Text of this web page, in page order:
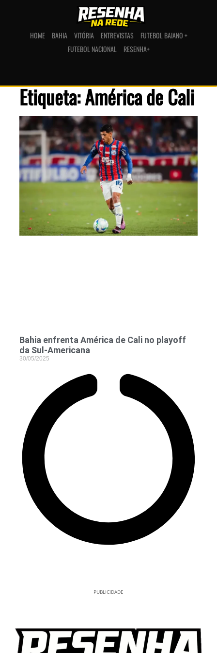
HOME BAHIA VITÓRIA ENTREVISTAS
FUTEBOL BAIANO +
FUTEBOL NACIONAL
RESENHA+
Etiqueta: América de Cali
Bahia enfrenta América de Cali no playoff
da Sul-Americana
30/05/2025
PUBLICIDADE